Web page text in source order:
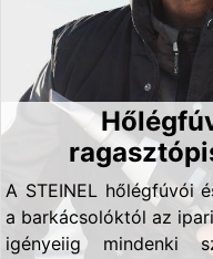
A STEINEL hőlégfúvói
a barkácsolóktól az
igényeiig mindenki